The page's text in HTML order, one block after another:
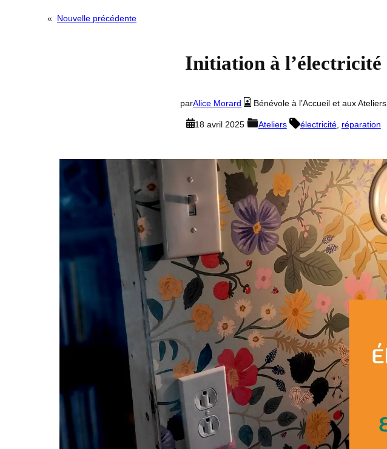
« Nouvelle précédente
Initiation à l’électricité
parAlice Morard Bénévole à l’Accueil et aux Ateliers
18 avril 2025 Ateliers électricité, réparation